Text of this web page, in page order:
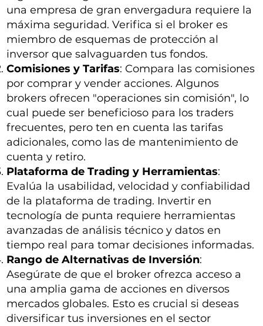
una empresa de gran envergadura requiere la
máxima seguridad. Verifica si el broker es
miembro de esquemas de protección al
inversor que salvaguarden tus fondos.
Comisiones y Tarifas: Compara las comisiones
por comprar y vender acciones. Algunos
brokers ofrecen "operaciones sin comisión", lo
cual puede ser beneficioso para los traders
frecuentes, pero ten en cuenta las tarifas
adicionales, como las de mantenimiento de
cuenta y retiro.
Plataforma de Trading y Herramientas:
Evalúa la usabilidad, velocidad y confiabilidad
de la plataforma de trading. Invertir en
tecnología de punta requiere herramientas
avanzadas de análisis técnico y datos en
tiempo real para tomar decisiones informadas.
Rango de Alternativas de Inversión:
Asegúrate de que el broker ofrezca acceso a
una amplia gama de acciones en diversos
mercados globales. Esto es crucial si deseas
diversificar tus inversiones en el sector